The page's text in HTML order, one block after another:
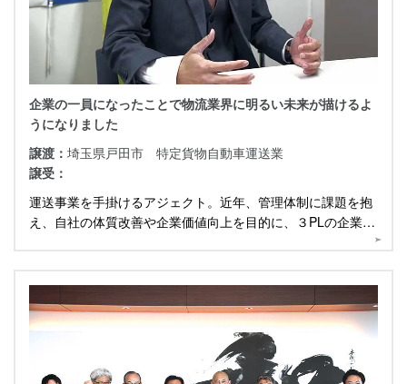
企業の一員になったことで物流業界に明るい未来が描けるよ
うになりました
譲渡： 埼玉県戸田市 特定貨物自動車運送業
譲受：
運送事業を手掛けるアジェクト。近年、管理体制に課題を抱
え、自社の体質改善や企業価値向上を目的に、３PLの企業と